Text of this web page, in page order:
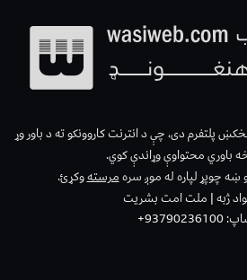
پلتفرم دی، چې د انترنت کاروونکو ته د باور وړ
باوري محتواوې وړاندې کوي.
ښه چوپړ لپاره له موږ سرهمرستهوکړئ.
ژبه | ملت امت بشریت